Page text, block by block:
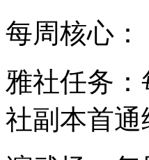
每周核心：
雅社任务
社副本首通